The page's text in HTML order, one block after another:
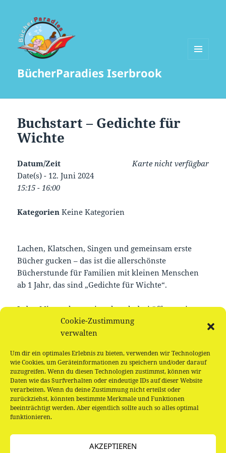
Cookie-Zustimmung
verwalten
Um dir ein optimales Erlebnis zu bieten, verwenden wir Technologien
wie Cookies, um Geräteinformationen zu speichern und/oder darauf
zuzugreifen. Wenn du diesen Technologien zustimmst, können wir
Daten wie das Surfverhalten oder eindeutige IDs auf dieser Website
verarbeiten. Wenn du deine Zustimmung nicht erteilst oder
zurückziehst, könnten bestimmte Merkmale und Funktionen
beeinträchtigt werden. Aber eigentlich sollte auch so alles optimal
funktionieren.
AKZEPTIEREN
BücherParadies Iserbrook
Buchstart – Gedichte für
Wichte
Karte nicht verfügbar
Datum/Zeit
Date(s) - 12. Juni 2024
15:15 - 16:00
Kategorien Keine Kategorien
Lachen, Klatschen, Singen und gemeinsam erste
Bücher gucken – das ist die allerschönste
Bücherstunde für Familien mit kleinen Menschen
ab 1 Jahr, das sind „Gedichte für Wichte“.
Jeden Mittwoch um viertel nach drei öffnen wir
unsere Türen nur für die Jüngsten unter unseren
Leser_innen. Kommt einfach vorbei und schaut
Offene Gruppe, keine Anmeldung notwendig.
VORHERIGER
Buchstart – Gedichte für Wichte